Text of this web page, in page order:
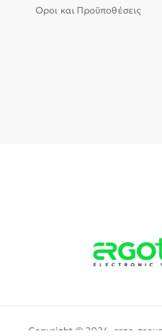
Όροι και Προϋποθέσεις
Copyright © 2024, ergo-